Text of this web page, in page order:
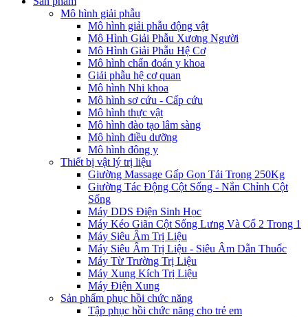
Mô hình giải phẫu
Mô hình giải phẫu động vật
Mô Hình Giải Phẫu Xương Người
Mô Hình Giải Phẫu Hệ Cơ
Mô hình chẩn đoán y khoa
Giải phẫu hệ cơ quan
Mô hình Nhi khoa
Mô hình sơ cứu - Cấp cứu
Mô hình thực vật
Mô hình đào tạo lâm sàng
Mô hình điều dưỡng
Mô hình đông y
Thiết bị vật lý trị liệu
Giường Massage Gấp Gọn Tải Trọng 250Kg
Giường Tác Động Cột Sống - Nắn Chỉnh Cột
Sống
Máy DDS Điện Sinh Học
Máy Kéo Giãn Cột Sống Lưng Và Cổ 2 Trong 1
Máy Siêu Âm Trị Liệu
Máy Siêu Âm Trị Liệu - Siêu Âm Dẫn Thuốc
Máy Từ Trường Trị Liệu
Máy Xung Kích Trị Liệu
Máy Điện Xung
Sản phẩm phục hồi chức năng
Tập phục hồi chức năng cho trẻ em